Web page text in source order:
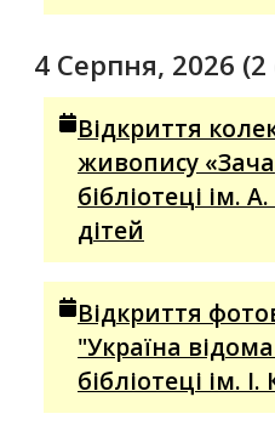
4 Серпня, 2026
Відкриття
живопису
бібліотеці ім.
дітей
Відкриття
"Україна
бібліотеці ім.